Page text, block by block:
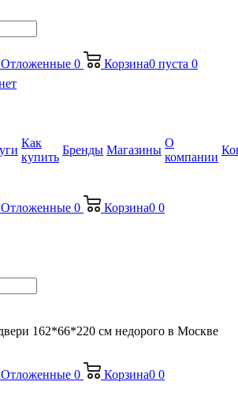
Отложенные 0 Корзина0 пуста 0
Как
купить
Бренды Магазины
О
компании
Отложенные 0 Корзина0 0
162*66*220 см недорого в Москве
Отложенные 0 Корзина0 0